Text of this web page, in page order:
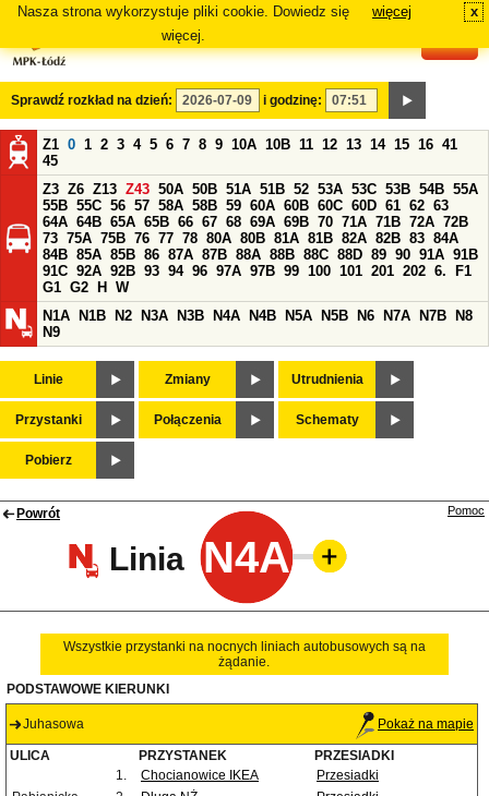
Nasza strona wykorzystuje pliki cookie. Dowiedz się
więcej.
więcej x
Sprawdź rozkład na dzień: i godzinę:
Z1 0 1 2 3 4 5 6 7 8 9 10A 10B 11 12 13 14 15 16 41
45
Z3 Z6 Z13 Z43 50A 50B 51A 51B 52 53A 53C 53B 54B 55A
55B 55C 56 57 58A 58B 59 60A 60B 60C 60D 61 62 63
64A 64B 65A 65B 66 67 68 69A 69B 70 71A 71B 72A 72B
73 75A 75B 76 77 78 80A 80B 81A 81B 82A 82B 83 84A
84B 85A 85B 86 87A 87B 88A 88B 88C 88D 89 90 91A 91B
91C 92A 92B 93 94 96 97A 97B 99 100 101 201 202 6.
F1
G1 G2 H
W
N1A
N1B N2 N3A N3B N4A N4B N5A N5B N6 N7A N7B
N8
N9
Linie Zmiany Utrudnienia
Przystanki Połączenia Schematy
Pobierz
Powrót
Linia N4A
Pomoc
Wszystkie przystanki na nocnych liniach autobusowych są na
żądanie.
PODSTAWOWE KIERUNKI
Juhasowa Pokaż na mapie
ULICA PRZYSTANEK
PRZESIADKI
1.
Chocianowice IKEA
Przesiadki